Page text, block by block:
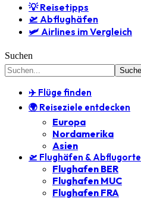
💡 Reisetipps
🛫 Abflughäfen
🛩️ Airlines im Vergleich
Suchen
✈️ Flüge finden
🌍 Reiseziele entdecken
Europa
Nordamerika
Asien
🛫 Flughäfen & Abflugorte
Flughafen BER
Flughafen MUC
Flughafen FRA